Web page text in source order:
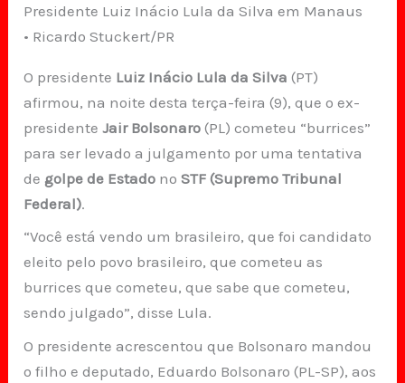
Presidente Luiz Inácio Lula da Silva em Manaus
• Ricardo Stuckert/PR
O presidente Luiz Inácio Lula da Silva (PT)
afirmou, na noite desta terça-feira (9), que o ex-
presidenteJair Bolsonaro (PL) cometeu “burrices”
para ser levado a julgamento por uma tentativa
de golpe de Estado noSTF (Supremo Tribunal
Federal).
“Você está vendo um brasileiro, que foi candidato
eleito pelo povo brasileiro, que cometeu as
burrices que cometeu, que sabe que cometeu,
sendo julgado”, disse Lula.
O presidente acrescentou que Bolsonaro mandou
o filho e deputado, Eduardo Bolsonaro (PL-SP), aos